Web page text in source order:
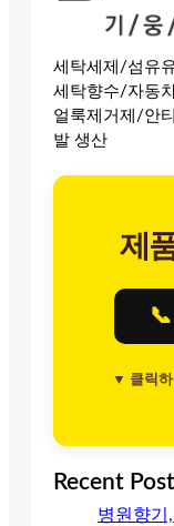
세탁세제/섬유
세탁향수/자동
얼룩제거제/안
발 생산
제
▼ 클릭하
Recent
병원향기